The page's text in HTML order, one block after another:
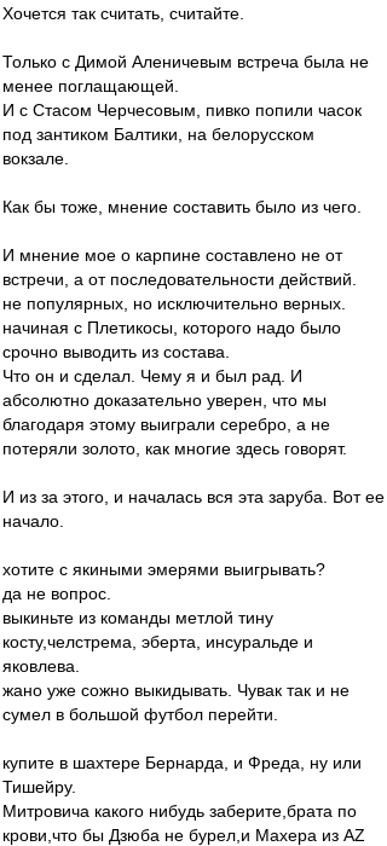
Хочется так считать, считайте.
Только с Димой Аленичевым встреча была не
менее поглащающей.
И с Стасом Черчесовым, пивко попили часок
под зантиком Балтики, на белорусском
вокзале.
Как бы тоже, мнение составить было из чего.
И мнение мое о карпине составлено не от
встречи, а от последовательности действий.
не популярных, но исключительно верных.
начиная с Плетикосы, которого надо было
срочно выводить из состава.
Что он и сделал. Чему я и был рад. И
абсолютно доказательно уверен, что мы
благодаря этому выиграли серебро, а не
потеряли золото, как многие здесь говорят.
И из за этого, и началась вся эта заруба. Вот ее
начало.
хотите с якиными эмерями выигрывать?
да не вопрос.
выкиньте из команды метлой тину
косту,челстрема, эберта, инсуральде и
яковлева.
жано уже сожно выкидывать. Чувак так и не
сумел в большой футбол перейти.
купите в шахтере Бернарда, и Фреда, ну или
Тишейру.
Митровича какого нибудь заберите,брата по
крови,что бы Дзюба не бурел,и Махера из АZ